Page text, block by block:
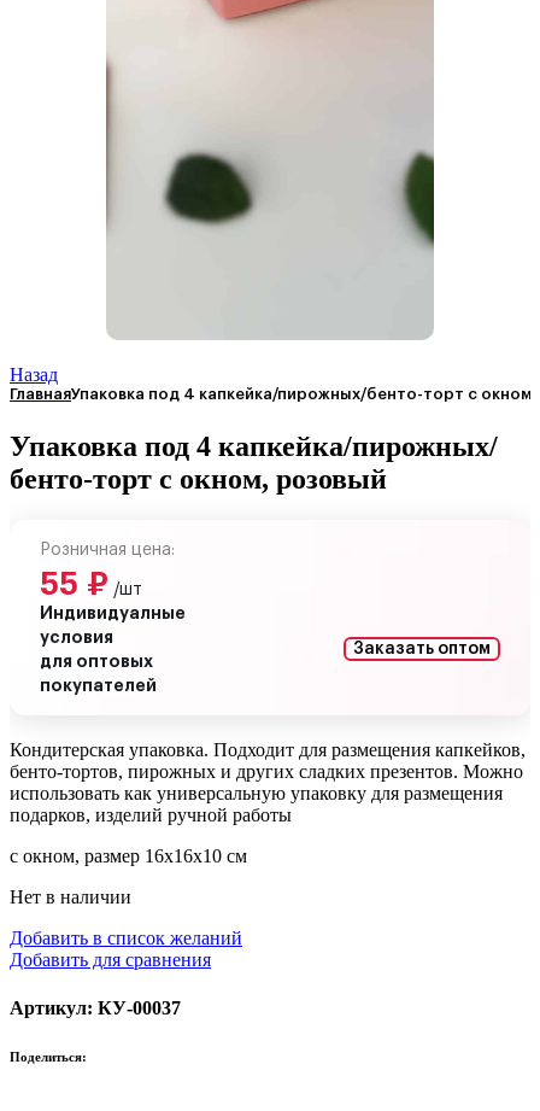
Назад
ГлавнаяУпаковка под 4 капкейка/пирожных/бенто-торт с
Упаковка под 4 капкейка/пирожных/
бенто-торт с окном, розовый
Розничная цена:
55 ₽ /шт
Индивидуалные
условия
для оптовых
покупателей
Заказать оптом
Кондитерская упаковка. Подходит для размещения капкейков,
бенто-тортов, пирожных и других сладких презентов. Можно
использовать как универсальную упаковку для размещения
подарков, изделий ручной работы
с окном, размер 16х16х10 см
Нет в наличии
Добавить в список желаний
Добавить для сравнения
Артикул: КУ-00037
Поделиться: